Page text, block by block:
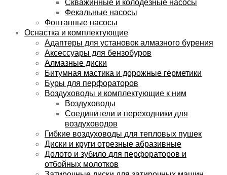
Фекальные насосы
Фонтанные насосы
Оснастка и комплектующие
Адаптеры для установок алмазного бурения
Аксессуары для бензобуров
Алмазные диски
Битумная мастика и дорожные герметики
Буры для перфораторов
Воздуховоды и комплектующие к ним
Воздуховоды
Соединители и переходники для
воздуховодов
Гибкие воздуховоды для тепловых пушек
Диски и круги отрезные абразивные
Долото и зубило для перфораторов и
отбойных молотков